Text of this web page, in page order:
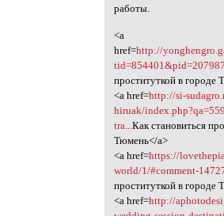
работы.
<a
href=http://
проституткой в городе
<a href=http://si-
hiruak/
tra...Как становиться
Тюмень</a>
<a href=https://
world/1/#comment-
проституткой в городе
<a href=http://